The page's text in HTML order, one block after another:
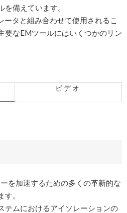
備えています。
タと組み合わせて使用​​されるこ
要なEMツールにはいくつかのリン
ビデオ
を加速するための多くの革新的な
。
テムにおけるアイソレーションの